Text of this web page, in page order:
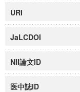
URI
JaLCDOI
NII論文ID
医中誌ID